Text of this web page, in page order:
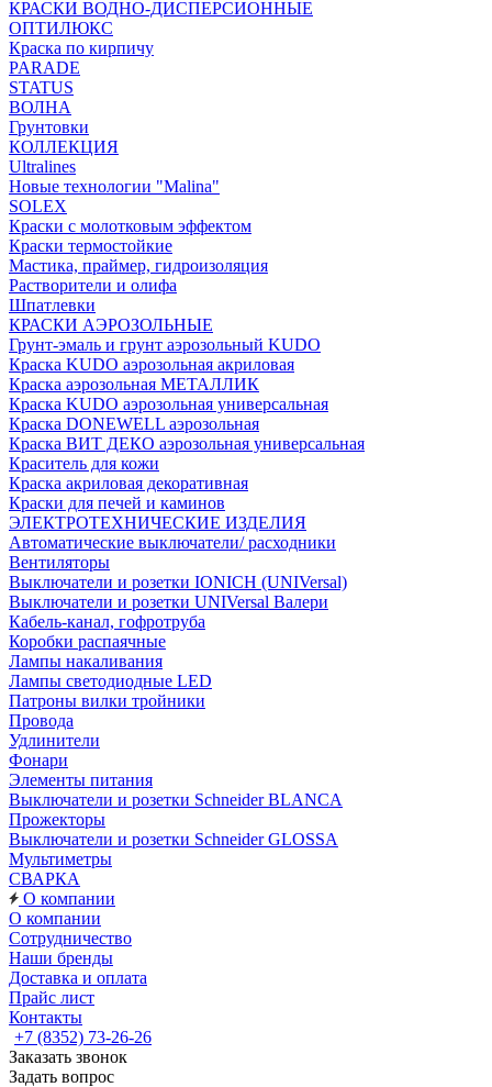
КРАСКИ ВОДНО-ДИСПЕРСИОННЫЕ
ОПТИЛЮКС
Краска по кирпичу
PARADE
STATUS
ВОЛНА
Грунтовки
КОЛЛЕКЦИЯ
Ultralines
Новые технологии "Malina"
SOLEX
Краски с молотковым эффектом
Краски термостойкие
Мастика, праймер, гидроизоляция
Растворители и олифа
Шпатлевки
КРАСКИ АЭРОЗОЛЬНЫЕ
Грунт-эмаль и грунт аэрозольный KUDO
Краска KUDO аэрозольная акриловая
Краска аэрозольная МЕТАЛЛИК
Краска KUDO аэрозольная универсальная
Краска DONEWELL аэрозольная
Краска ВИТ ДЕКО аэрозольная универсальная
Краситель для кожи
Краска акриловая декоративная
Краски для печей и каминов
ЭЛЕКТРОТЕХНИЧЕСКИЕ ИЗДЕЛИЯ
Автоматические выключатели/ расходники
Вентиляторы
Выключатели и розетки IONICH (UNIVersal)
Выключатели и розетки UNIVersal Валери
Кабель-канал, гофротруба
Коробки распаячные
Лампы накаливания
Лампы светодиодные LED
Патроны вилки тройники
Провода
Удлинители
Фонари
Элементы питания
Выключатели и розетки Schneider BLANCA
Прожекторы
Выключатели и розетки Schneider GLOSSA
Мультиметры
СВАРКА
О компании
О компании
Сотрудничество
Наши бренды
Доставка и оплата
Прайс лист
Контакты
+7 (8352) 73-26-26
Заказать звонок
Задать вопрос